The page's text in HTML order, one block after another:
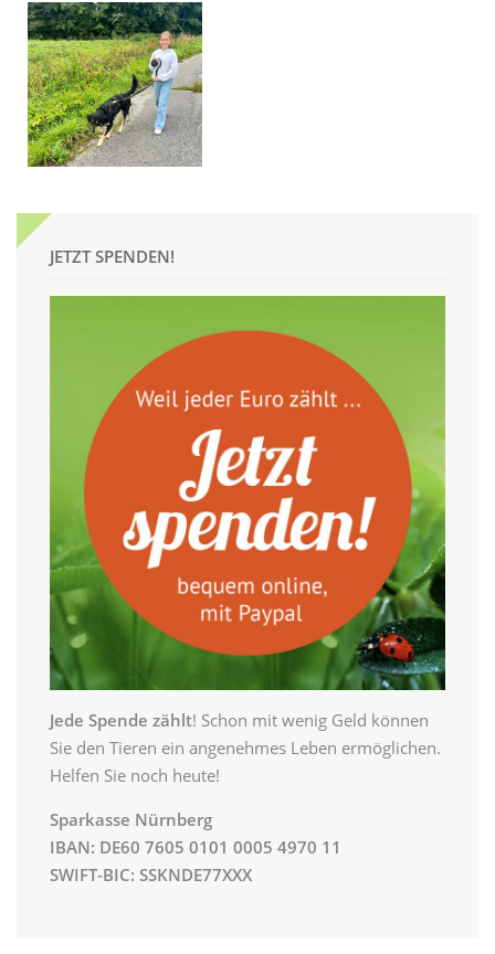
JETZT SPENDEN!
Jede Spende zählt! Schon mit wenig Geld können
Sie den Tieren ein angenehmes Leben ermöglichen.
Helfen Sie noch heute!
Sparkasse Nürnberg
IBAN: DE60 7605 0101 0005 4970 11
SWIFT-BIC: SSKNDE77XXX